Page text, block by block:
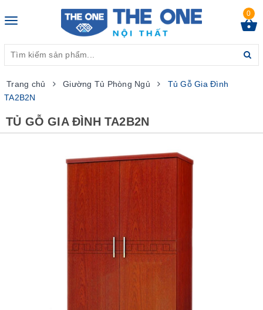
Toggle
0
Trang chủ Giường Tủ Phòng Ngủ
Tủ Gỗ Gia Đình
TA2B2N
TỦ GỖ GIA ĐÌNH TA2B2N